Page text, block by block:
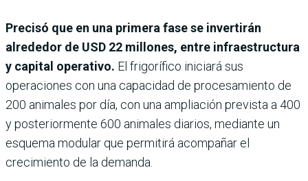
Precisó que en una primera fase se invertirán
alrededor de USD 22 millones, entre infraestructura
y capital operativo. El frigorífico iniciará sus
operaciones con una capacidad de procesamiento de
200 animales por día, con una ampliación prevista a 400
y posteriormente 600 animales diarios, mediante un
esquema modular que permitirá acompañar el
crecimiento de la demanda.